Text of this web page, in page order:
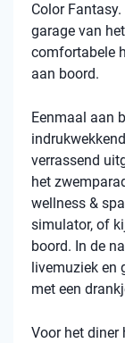
Color
garage van
comfortabele
aan boord.
Eenmaal aan
verrassend
het
wellness &
simulator, of
boord. In de
livemuziek en
met een
Voor het diner